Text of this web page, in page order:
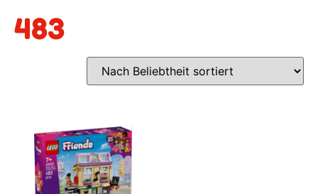
483